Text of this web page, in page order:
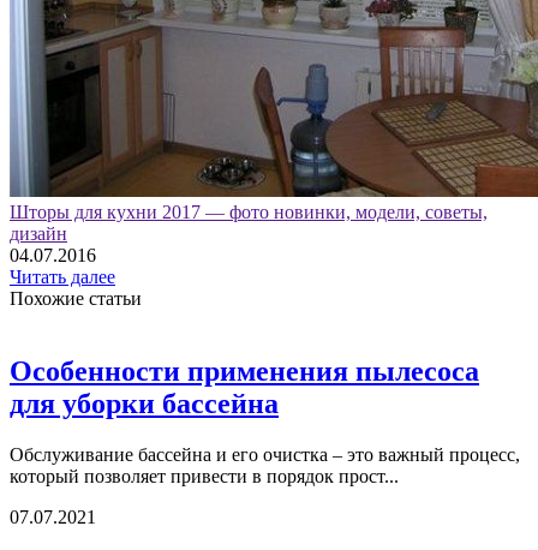
Шторы для кухни 2017 — фото новинки, модели, советы,
дизайн
04.07.2016
Читать далее
Похожие статьи
Особенности применения пылесоса
для уборки бассейна
Обслуживание бассейна и его очистка – это важный процесс,
который позволяет привести в порядок прост...
07.07.2021